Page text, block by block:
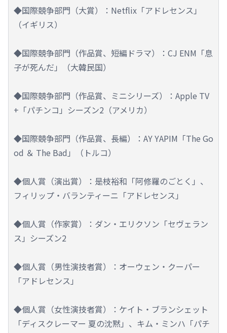
◆国際競争部門（大賞）：Netflix「アドレセンス」
（イギリス）
◆国際競争部門（作品賞、短編ドラマ）：CJ ENM「息
子が死んだ」（大韓民国）
◆国際競争部門（作品賞、ミニシリーズ）：Apple TV
+「パチンコ」シーズン2（アメリカ）
◆国際競争部門（作品賞、長編）：AY YAPIM「The Go
od ＆ The Bad」（トルコ）
◆個人賞（演出賞）：是枝裕和「阿修羅のごとく」、
フィリップ・バランティーニ「アドレセンス」
◆個人賞（作家賞）：ダン・エリクソン「セヴェラン
ス」シーズン2
◆個人賞（男性演技者賞）：オーウェン・クーパー
「アドレセンス」
◆個人賞（女性演技者賞）：ケイト・ブランシェット
「ディスクレーマー 夏の沈黙」、キム・ミンハ「パチ